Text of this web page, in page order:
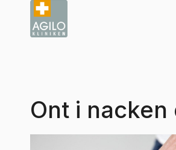
Ont i nacken